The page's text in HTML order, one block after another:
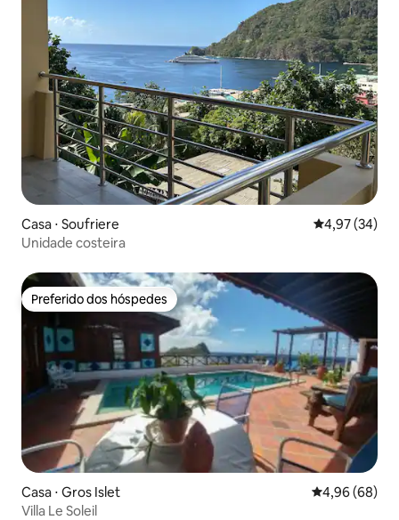
Casa ⋅ Soufriere 4,97 de uma
4,97 (34)
Unidade costeira
Preferido dos hóspedes
Preferido dos hóspedes
Casa ⋅ Gros Islet 4,96 de uma
4,96 (68)
Villa Le Soleil